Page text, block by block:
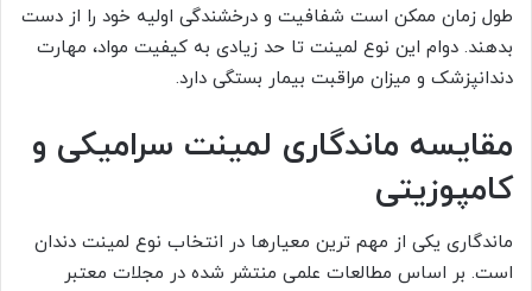
طول زمان ممکن است شفافیت و درخشندگی اولیه خود را از دست
بدهند. دوام این نوع لمینت تا حد زیادی به کیفیت مواد، مهارت
دندانپزشک و میزان مراقبت بیمار بستگی دارد.
مقایسه ماندگاری لمینت سرامیکی و
کامپوزیتی
ماندگاری یکی از مهم ترین معیارها در انتخاب نوع لمینت دندان
است. بر اساس مطالعات علمی منتشر شده در مجلات معتبر